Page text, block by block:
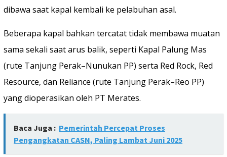
dibawa saat kapal kembali ke pelabuhan asal.
Beberapa kapal bahkan tercatat tidak membawa muatan
sama sekali saat arus balik, seperti Kapal Palung Mas
(rute Tanjung Perak–Nunukan PP) serta Red Rock, Red
Resource, dan Reliance (rute Tanjung Perak–Reo PP)
yang dioperasikan oleh PT Merates.
Baca Juga : Pemerintah Percepat Proses
Pengangkatan CASN, Paling Lambat Juni 2025